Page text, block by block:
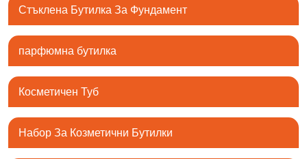
Стъклена Бутилка За Фундамент
парфюмна бутилка
Косметичен Туб
Набор За Козметични Бутилки